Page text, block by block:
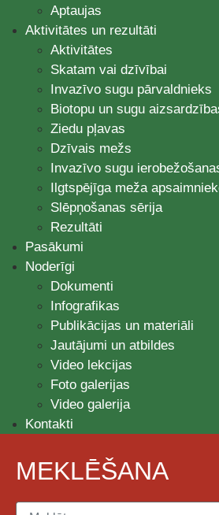
Aptaujas
Aktivitātes un rezultāti
Aktivitātes
Skatam vai dzīvībai
Invazīvo sugu pārvaldnieks
Biotopu un sugu
Ziedu pļavas
Dzīvais mežs
Invazīvo sugu
Ilgtspējīga meža
Slēpņošanas sērija
Rezultāti
Pasākumi
Noderīgi
Dokumenti
Infografikas
Publikācijas un materiāli
Jautājumi un atbildes
Video lekcijas
Foto galerijas
Video galerija
Kontakti
MEKLĒŠANA